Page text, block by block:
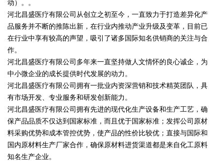
动）。。
河北昌盛医疗有限公司从创立之初至今，一直致力于打造差异化产
品服务并不断的推陈出新，在行业内推动产业升级及变革，目前已
在行业中享有较高的声望，吸引了诸多国际知名供销商的关注与合
作。
河北昌盛医疗有限公司多年来一直坚持做人文情怀的良心诚企，为
中小微企业的成长提供时代发展的动力。
河北昌盛医疗有限公司拥有一批业内资深营销和技术精英团队，具
有市场开发、专业服务和研发创新能力。
河北昌盛医疗有限公司拥有先进的现代化生产设备和生产工艺，确
保产品品质不仅达到国家标准，而且优于国家标准；发挥公司原材
料采购优势和成本管控优势，使产品的性价比较优；直接与国际和
国内原材料生产厂家合作，确保原材料进货渠道都是来自化工原料
知名生产企业。